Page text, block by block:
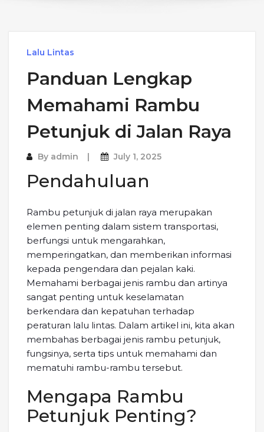
Lalu Lintas
Panduan Lengkap
Memahami Rambu
Petunjuk di Jalan Raya
By admin July 1, 2025
Pendahuluan
Rambu petunjuk di jalan raya merupakan
elemen penting dalam sistem transportasi,
berfungsi untuk mengarahkan,
memperingatkan, dan memberikan informasi
kepada pengendara dan pejalan kaki.
Memahami berbagai jenis rambu dan artinya
sangat penting untuk keselamatan
berkendara dan kepatuhan terhadap
peraturan lalu lintas. Dalam artikel ini, kita akan
membahas berbagai jenis rambu petunjuk,
fungsinya, serta tips untuk memahami dan
mematuhi rambu-rambu tersebut.
Mengapa Rambu
Petunjuk Penting?